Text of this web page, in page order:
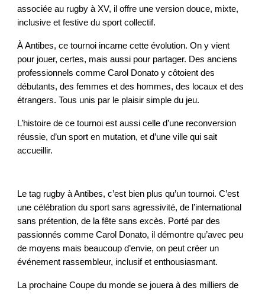
associée au rugby à XV, il offre une version douce, mixte,
inclusive et festive du sport collectif.
À Antibes, ce tournoi incarne cette évolution. On y vient
pour jouer, certes, mais aussi pour partager. Des anciens
professionnels comme Carol Donato y côtoient des
débutants, des femmes et des hommes, des locaux et des
étrangers. Tous unis par le plaisir simple du jeu.
L’histoire de ce tournoi est aussi celle d’une reconversion
réussie, d’un sport en mutation, et d’une ville qui sait
accueillir.
Le tag rugby à Antibes, c’est bien plus qu’un tournoi. C’est
une célébration du sport sans agressivité, de l’international
sans prétention, de la fête sans excès. Porté par des
passionnés comme Carol Donato, il démontre qu’avec peu
de moyens mais beaucoup d’envie, on peut créer un
événement rassembleur, inclusif et enthousiasmant.
La prochaine Coupe du monde se jouera à des milliers de